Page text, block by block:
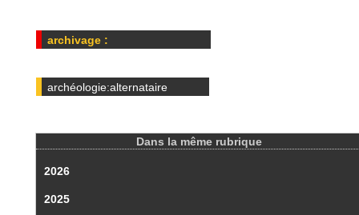
archivage :
archéologie:alternataire
Dans la même rubrique
2026
2025